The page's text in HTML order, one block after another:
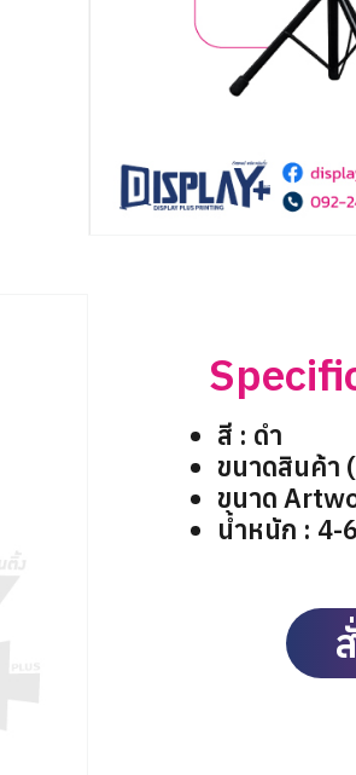
สี : ดำ
ขนาดสินค้า
ขนาด
น้ำหนัก : 4-